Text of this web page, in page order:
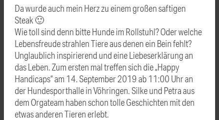
Da wurde auch mein Herz zu einem großen saftigen
Steak 🙂
Wie toll sind denn bitte Hunde im Rollstuhl? Oder welche
Lebensfreude strahlen Tiere aus denen ein Bein fehlt?
Unglaublich inspirierend und eine Liebeserklärung an
das Leben. Zum ersten mal treffen sich die „Happy
Handicaps“ am 14. September 2019 ab 11:00 Uhr an
der Hundesporthalle in Vöhringen. Silke und Petra aus
dem Orgateam haben schon tolle Geschichten mit den
etwas anderen Tieren erlebt.